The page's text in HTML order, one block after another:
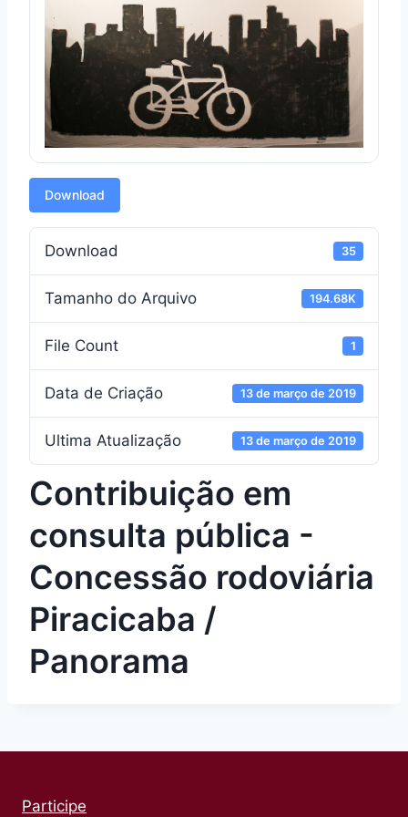
Download
Download 35
Tamanho do Arquivo 194.68K
File Count 1
Data de Criação 13 de março de 2019
Ultima Atualização 13 de março de 2019
Contribuição em
consulta pública -
Concessão rodoviária
Piracicaba /
Panorama
Participe